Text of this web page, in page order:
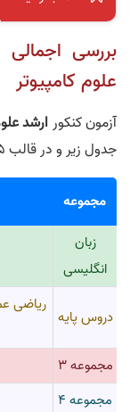
بررسی
علوم کامپیوتر
آزمون کنکور ارشد
جدول زیر و در قالب 5 مجموعه درس قرار گرفته است:
مجموعه
زبان
انگلیسی
دروس پایه
مجموعه 3
مجموعه 4